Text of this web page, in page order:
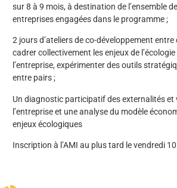
sur 8 à 9 mois, à destination de l’ensemble
entreprises engagées dans le programme ;
2 jours d’ateliers de co-développement
cadrer collectivement les enjeux de
l’entreprise, expérimenter des outils
entre pairs ;
Un diagnostic participatif des externalités et
l’entreprise et une analyse du modèle
enjeux écologiques
Inscription à l’AMI au plus tard le vendredi